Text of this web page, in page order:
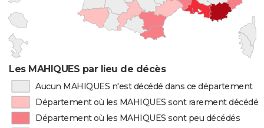
Les MAHIQUES par lieu de décès
Aucun MAHIQUES n'est décédé dans ce département
Département où les MAHIQUES sont rarement décédés
Département où les MAHIQUES sont peu décédés